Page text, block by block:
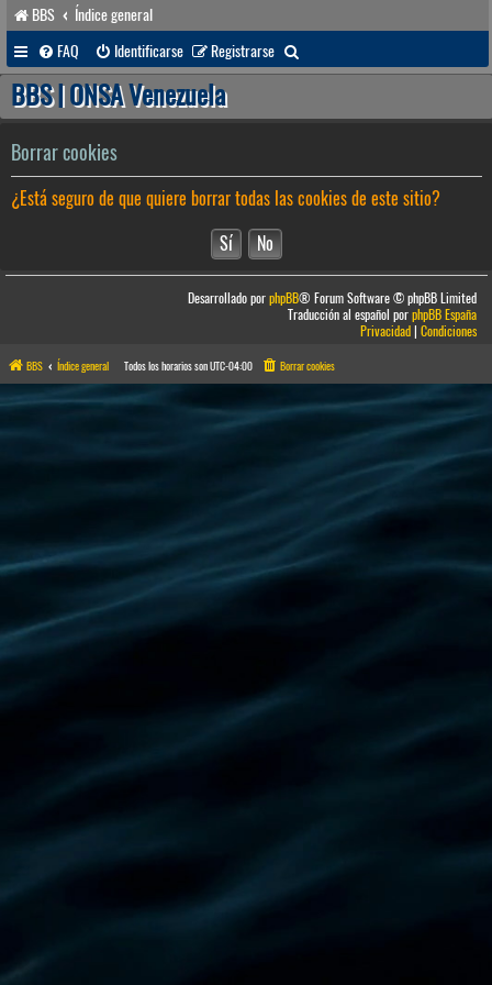
BBS
Índice general
FAQ
Identificarse Registrarse
u
a
r
BBS | ONSA Venezuela
Borrar cookies
¿Está seguro de que quiere borrar todas las cookies de este sitio?
Desarrollado porphpBB® Forum Software © phpBB Limited
Traducción al español porphpBB España
Privacidad|Condiciones
BBS Índice general Todos los horarios sonUTC-04:00 Borrar cookies